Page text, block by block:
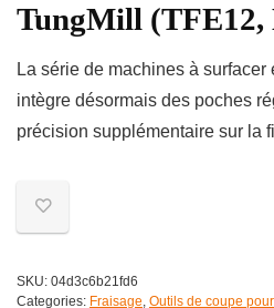
TungMill (TFE12,
La série de machines à
intègre désormais des poches
précision supplémentaire sur la
SKU: 04d3c6b21fd6
Categories: Fraisage, Outils de coupe